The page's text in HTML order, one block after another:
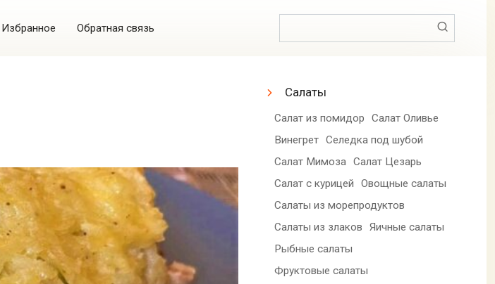
Избранное Обратная связь
Салаты
Салат из помидор
Салат Оливье
Винегрет Селедка под шубой
Салат Мимоза Салат Цезарь
Салат с курицей
Овощные салаты
Салаты из морепродуктов
Салаты из злаков
Яичные салаты
Рыбные салаты
Фруктовые салаты